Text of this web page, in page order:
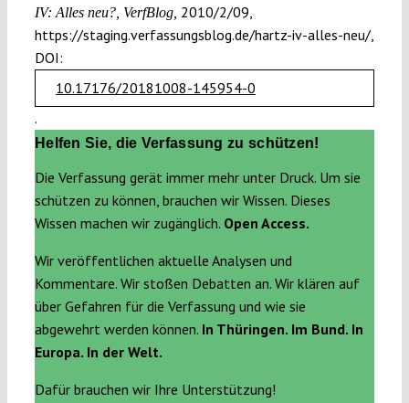
IV: Alles neu?, VerfBlog, 2010/2/09,
https://staging.verfassungsblog.de/hartz-iv-alles-neu/,
DOI:
10.17176/20181008-145954-0
.
Helfen Sie, die Verfassung zu schützen!
Die Verfassung gerät immer mehr unter Druck. Um sie
schützen zu können, brauchen wir Wissen. Dieses
Wissen machen wir zugänglich. Open Access.
Wir veröffentlichen aktuelle Analysen und
Kommentare. Wir stoßen Debatten an. Wir klären auf
über Gefahren für die Verfassung und wie sie
abgewehrt werden können. In Thüringen. Im Bund. In
Europa. In der Welt.
Dafür brauchen wir Ihre Unterstützung!